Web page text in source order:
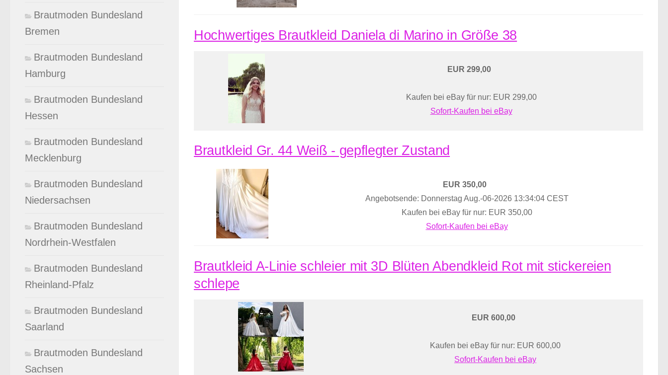
Hochwertiges Brautkleid Daniela di Marino in Größe 38
EUR 299,00
Kaufen bei eBay für nur: EUR 299,00
Sofort-Kaufen bei eBay
Brautkleid Gr. 44 Weiß - gepflegter Zustand
EUR 350,00
Angebotsende: Donnerstag Aug.-06-2026 13:34:04 CEST
Kaufen bei eBay für nur: EUR 350,00
Sofort-Kaufen bei eBay
Brautkleid A-Linie schleier mit 3D Blüten Abendkleid Rot mit stickereien
schlepe
EUR 600,00
Kaufen bei eBay für nur: EUR 600,00
Sofort-Kaufen bei eBay
Brautmoden Bundesland
Bremen
Brautmoden Bundesland
Hamburg
Brautmoden Bundesland
Hessen
Brautmoden Bundesland
Mecklenburg
Brautmoden Bundesland
Niedersachsen
Brautmoden Bundesland
Nordrhein-Westfalen
Brautmoden Bundesland
Rheinland-Pfalz
Brautmoden Bundesland
Saarland
Brautmoden Bundesland
Sachsen